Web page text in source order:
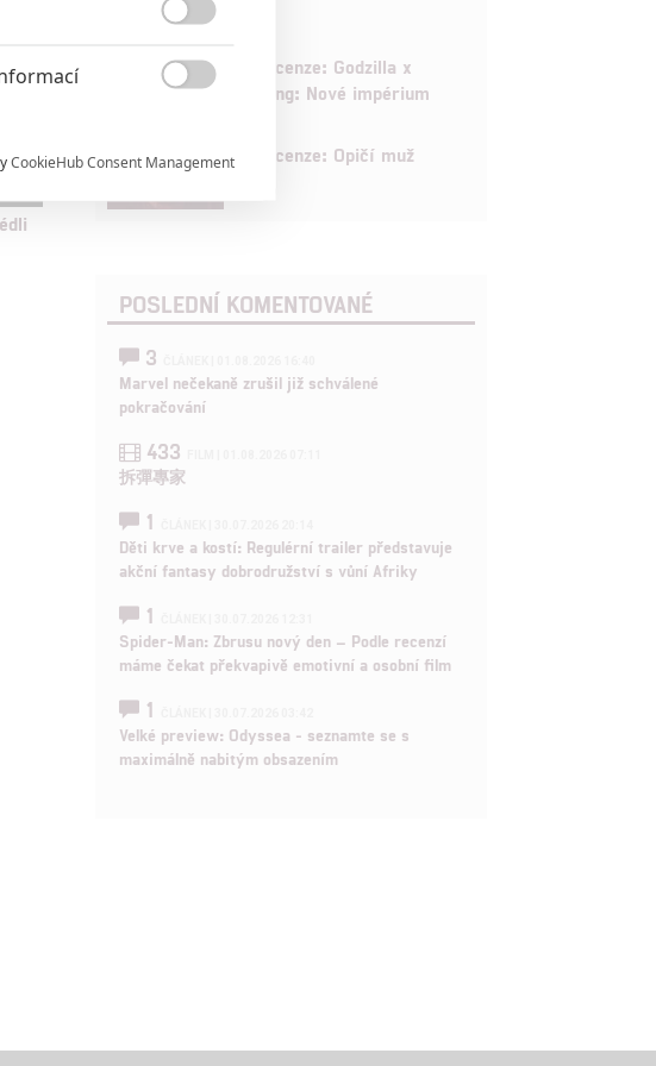
6
Recenze: Godzilla x
Kong: Nové impérium
8 Recenze: Opičí muž
POSLEDNÍ KOMENTOVANÉ
3
Marvel nečekaně zrušil již schválené
pokračování
433
拆彈專家
1
Děti krve a kostí: Regulérní trailer představuje
akční fantasy dobrodružství s vůní Afriky
1
Spider-Man: Zbrusu nový den – Podle recenzí
máme čekat překvapivě emotivní a osobní film
1
Velké preview: Odyssea - seznamte se s
maximálně nabitým obsazením


i našim partnerům
a odstraňování chyb,
CookieHub Consent Management